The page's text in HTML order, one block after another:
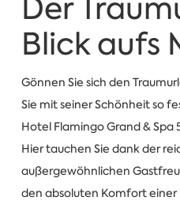
Der
Blick aufs
Gönnen Sie sich den
Sie mit seiner Schönheit so
Hotel Flamingo Grand &
Hier tauchen Sie dank der
außergewöhnlichen
den absoluten Komfort